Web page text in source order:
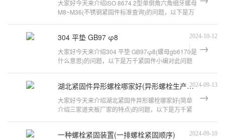
大家好今天来介绍ISO 8674 2型单倒角六角细牙螺母
M8~M36(不锈钢紧固件标准查询)的问题，以下是万
304 平垫 GB97 φ8 2024-10-12
大家好今天来介绍304 平垫 GB97φ8(螺母gb6170是
什么意思)的问题，以下是万千紧固件小编对此问题
湖北紧固件异形螺栓哪家好(异形螺栓生产厂家)
2024-09-13
大家好今天来介绍湖北紧固件异形螺栓哪家好(简单
介绍三家道夹板厂家的特点)的问题，以下是万千紧
一种螺栓紧固装置(一排螺栓紧固顺序) 2024-09-10